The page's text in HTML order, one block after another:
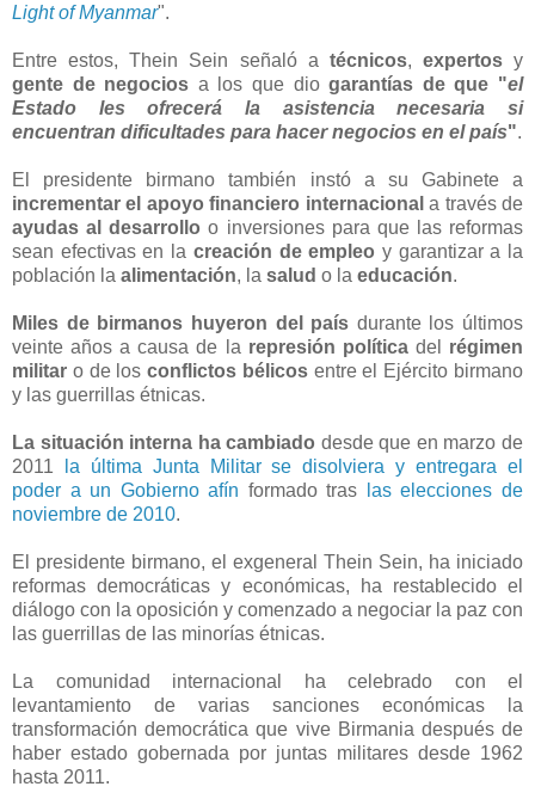
Light of Myanmar".
Entre estos, Thein Sein señaló a técnicos, expertosy
gente de negocios a los que diogarantías de que "el
Estado les ofrecerá la asistencia necesaria si
encuentran dificultades para hacer negocios en el país".
El presidente birmano también instó a su Gabinete a
incrementar el apoyo financiero internacional a través de
ayudas al desarrollo o inversiones para que las reformas
sean efectivas en la creación de empleo y garantizar a la
población la alimentación, la salud o la educación.
Miles de birmanos huyeron del país durante los últimos
veinte años a causa de la represión políticadel régimen
militar o de losconflictos bélicosentre el Ejército birmano
y las guerrillas étnicas.
La situación interna ha cambiado desde que en marzo de
2011
la última Junta Militar se disolviera y entregara el
poder a un Gobierno afín formado tras
las elecciones de
noviembre de 2010.
El presidente birmano, el exgeneral Thein Sein, ha iniciado
reformas democráticas y económicas, ha restablecido el
diálogo con la oposición y comenzado a negociar la paz con
las guerrillas de las minorías étnicas.
La comunidad internacional ha celebrado con el
levantamiento de varias sanciones económicas la
transformación democrática que vive Birmania después de
haber estado gobernada por juntas militares desde 1962
hasta 2011.